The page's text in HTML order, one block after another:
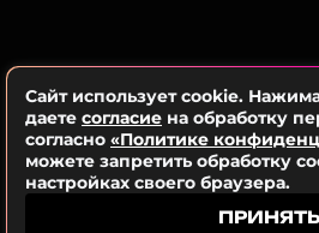
Фото: соцсети
Читайте нас в
чтобы оставаться
Сайт использует cookie.
даете согласие на обработку
согласно «Политике
можете запретить обработку
настройках своего браузера.
ПРИНЯТЬ